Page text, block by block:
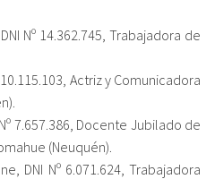
Nº 14.362.745, Trabajadora de
Actriz y Comunicadora
7.657.386, Docente Jubilado de
(Neuquén).
DNI Nº 6.071.624, Trabajadora